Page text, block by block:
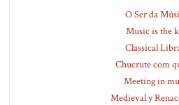
O Ser da
Music is the
Classical
Chucrute com
Meeting in
Medieval y